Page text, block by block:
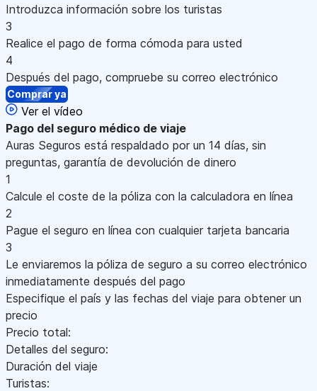
Introduzca información sobre los turistas
3
Realice el pago de forma cómoda para usted
4
Después del pago, compruebe su correo electrónico
Comprar ya
Ver el vídeo
Pago del seguro médico de viaje
Auras Seguros está respaldado por un 14 días, sin
preguntas, garantía de devolución de dinero
1
Calcule el coste de la póliza con la calculadora en línea
2
Pague el seguro en línea con cualquier tarjeta bancaria
3
Le enviaremos la póliza de seguro a su correo electrónico
inmediatamente después del pago
Especifique el país y las fechas del viaje para obtener un
precio
Precio total:
Detalles del seguro:
Duración del viaje
Turistas: